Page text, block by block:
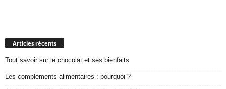
Articles récents
Tout savoir sur le chocolat et ses bienfaits
Les compléments alimentaires : pourquoi ?